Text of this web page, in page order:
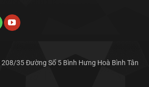
208/35 Đường Số 5 Bình Hưng Hoà Bình Tân